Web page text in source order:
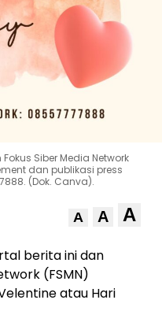
Siber Media Network
dan publikasi press
(Dok. Canva).
A A A
berita ini dan
(FSMN)
atau Hari